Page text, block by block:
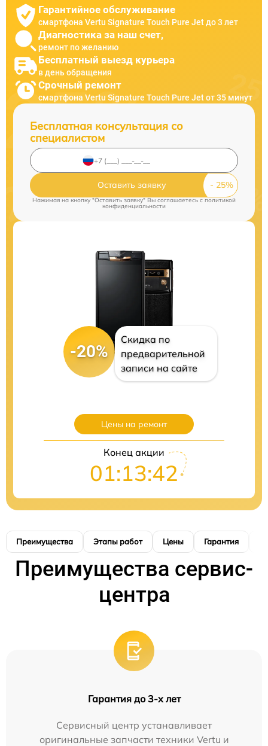
Гарантийное обслуживание
смартфона Vertu Signature Touch Pure Jet до 3 лет
Диагностика за наш счет,
ремонт по желанию
Бесплатный выезд курьера
в день обращения
Срочный ремонт
смартфона Vertu Signature Touch Pure Jet от 35 минут
Бесплатная консультация со
специалистом
Оставить заявку
Нажимая на кнопку "Оставить заявку" Вы соглашаетесь cполитикой
конфиденциальности
-20%
Скидка по
предварительной
записи на сайте
Цены на ремонт
Конец акции
01:13:40
Преимущества Этапы работ Цены Гарантия
Преимущества сервис-
центра
Гарантия до 3-х лет
Сервисный центр устанавливает
оригинальные запчасти техники Vertu и